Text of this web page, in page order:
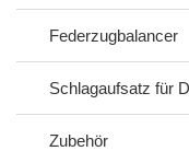
Federzugbalancer
Schlagaufsatz für
Zubehör